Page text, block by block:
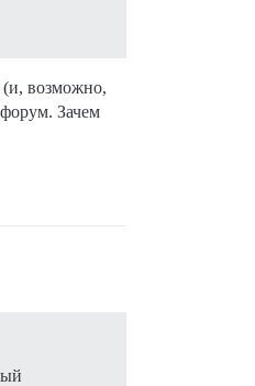
возможно,
Зачем